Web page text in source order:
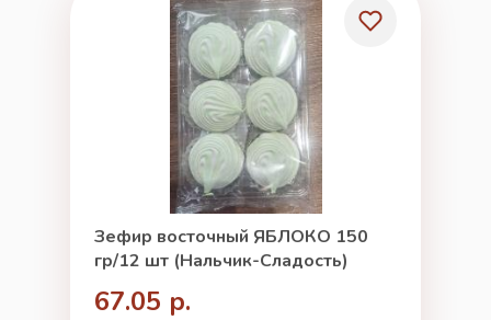
Зефир восточный ЯБЛОКО 150
гр/12 шт (Нальчик-Сладость)
67.05 р.